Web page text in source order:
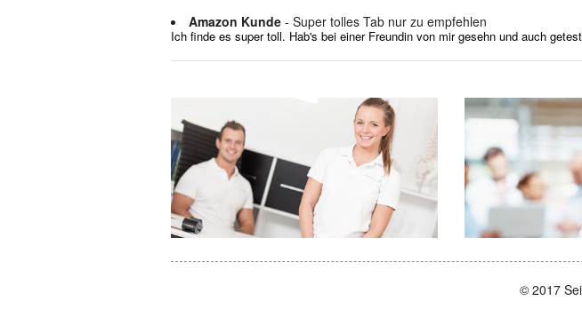
Amazon Kunde - Super tolles Tab nur zu empfehlen
Ich finde es super toll. Hab's bei einer Freundin von mir gesehn und auch
© 2017